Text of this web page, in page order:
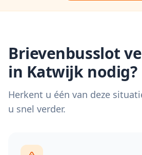
Brievenbusslot
in Katwijknodig?
Herkent u één van deze
u snel verder.